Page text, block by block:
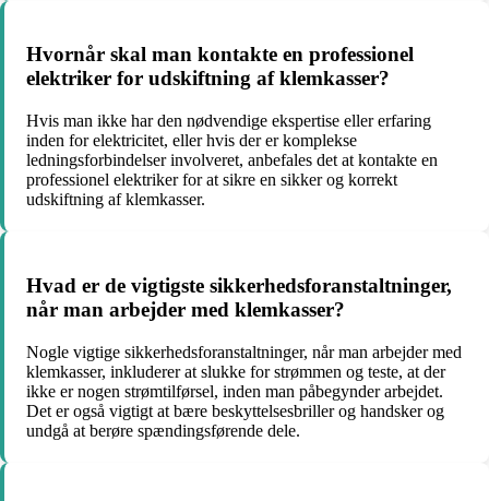
Hvornår skal man kontakte en professionel
elektriker for udskiftning af klemkasser?
Hvis man ikke har den nødvendige ekspertise eller erfaring
inden for elektricitet, eller hvis der er komplekse
ledningsforbindelser involveret, anbefales det at kontakte en
professionel elektriker for at sikre en sikker og korrekt
udskiftning af klemkasser.
Hvad er de vigtigste sikkerhedsforanstaltninger,
når man arbejder med klemkasser?
Nogle vigtige sikkerhedsforanstaltninger, når man arbejder med
klemkasser, inkluderer at slukke for strømmen og teste, at der
ikke er nogen strømtilførsel, inden man påbegynder arbejdet.
Det er også vigtigt at bære beskyttelsesbriller og handsker og
undgå at berøre spændingsførende dele.